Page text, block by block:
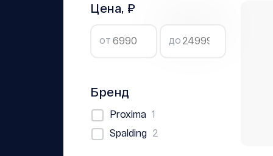
Цена, ₽
от до
Бренд
Proxima 1
Spalding 2